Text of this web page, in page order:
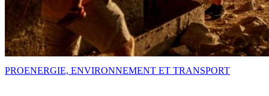
PROENERGIE, ENVIRONNEMENT ET TRANSPORT